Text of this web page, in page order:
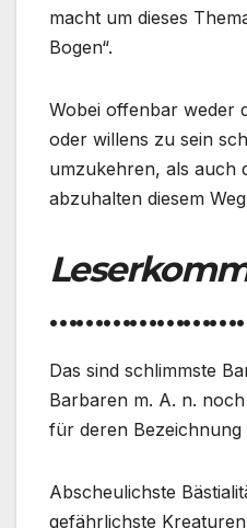
macht um dieses
Bogen“.
Wobei offenbar weder
oder willens zu sein
umzukehren, als auch
abzuhalten diesem
Das sind schlimmste
Barbaren m. A. n.
für deren Bezeichnung
Abscheulichste
gefährlichste